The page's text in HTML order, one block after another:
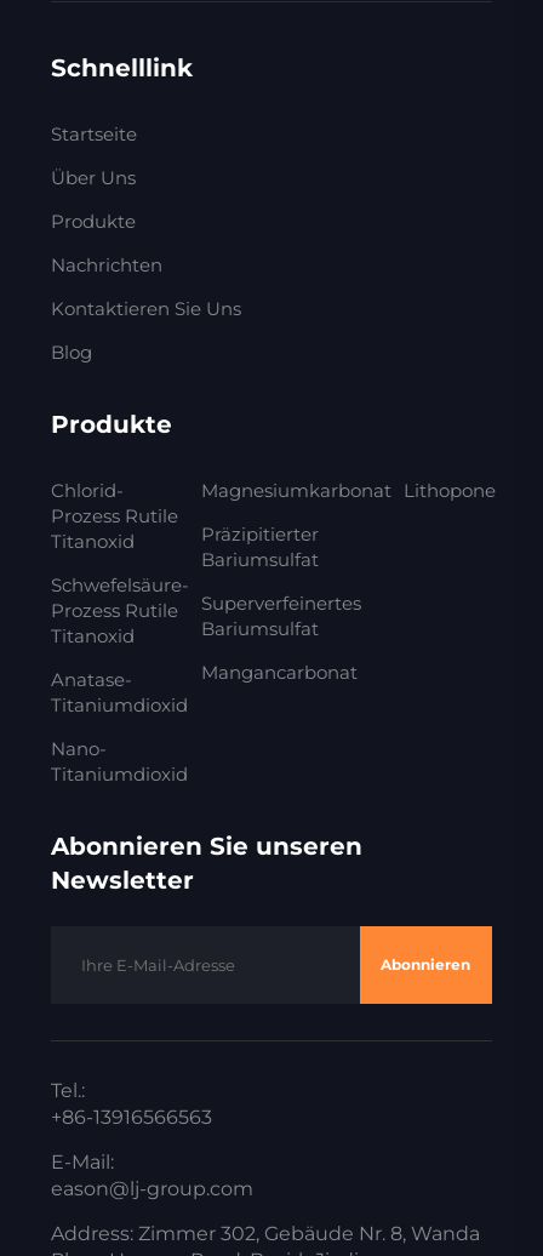
Schnelllink
Startseite
Über Uns
Produkte
Nachrichten
Kontaktieren Sie Uns
Blog
Produkte
Chlorid-
Prozess Rutile
Titanoxid
Schwefelsäure-
Prozess Rutile
Titanoxid
Anatase-
Titaniumdioxid
Nano-
Titaniumdioxid
Magnesiumkarbonat
Präzipitierter
Bariumsulfat
Superverfeinertes
Bariumsulfat
Mangancarbonat
Lithopone
Abonnieren Sie unseren
Newsletter
Abonnieren
Tel.:
+86-13916566563
E-Mail:
eason@lj-group.com
Address: Zimmer 302, Gebäude Nr. 8, Wanda